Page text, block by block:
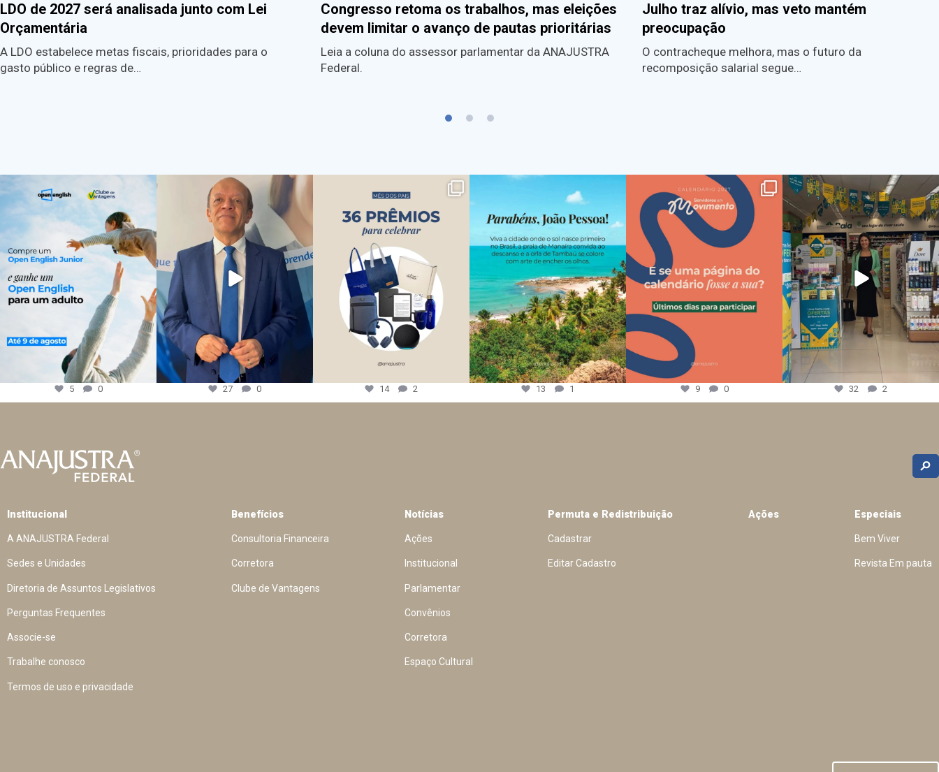
LDO de 2027 será analisada junto com Lei
Orçamentária
A LDO estabelece metas fiscais, prioridades para o
gasto público e regras de…
Congresso retoma os trabalhos, mas eleições
devem limitar o avanço de pautas prioritárias
Leia a coluna do assessor parlamentar da ANAJUSTRA
Federal.
Julho traz alívio, mas veto mantém
preocupação
O contracheque melhora, mas o futuro da
recomposição salarial segue…
5 0 27 0 14 2 13 1 9 0 32 2
Institucional
A ANAJUSTRA Federal
Sedes e Unidades
Diretoria de Assuntos Legislativos
Perguntas Frequentes
Associe-se
Trabalhe conosco
Termos de uso e privacidade
Benefícios
Consultoria Financeira
Corretora
Clube de Vantagens
Notícias
Ações
Institucional
Parlamentar
Convênios
Corretora
Espaço Cultural
Permuta e Redistribuição
Cadastrar
Editar Cadastro
Ações Especiais
Bem Viver
Revista Em pauta